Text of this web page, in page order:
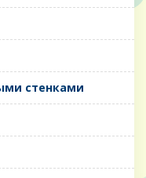
стенками